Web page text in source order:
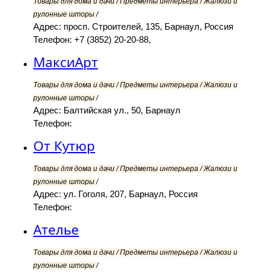
рулонные шторы /
Адрес: просп. Строителей, 135, Барнаул, Россия
Телефон: +7 (3852) 20-20-88,
МаксиАрт
Товары для дома и дачи / Предметы интерьера / Жалюзи и
рулонные шторы /
Адрес: Балтийская ул., 50, Барнаул
Телефон:
От Кутюр
Товары для дома и дачи / Предметы интерьера / Жалюзи и
рулонные шторы /
Адрес: ул. Гоголя, 207, Барнаул, Россия
Телефон:
Ателье
Товары для дома и дачи / Предметы интерьера / Жалюзи и
рулонные шторы /